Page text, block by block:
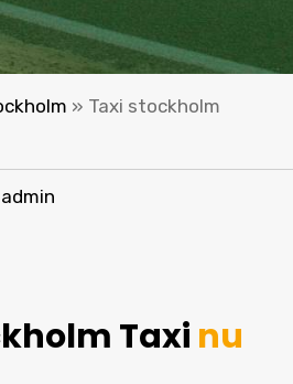
» Taxi stockholm
admin
Taxi nu